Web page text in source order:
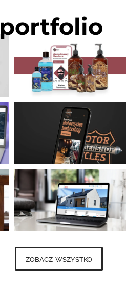
portfolio
zobacz wszystko